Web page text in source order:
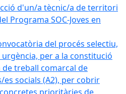
d'un/a tècnic/a de territori
Programa SOC-Joves en
del procés selectiu,
per a la constitució
treball comarcal de
socials (A2), per cobrir